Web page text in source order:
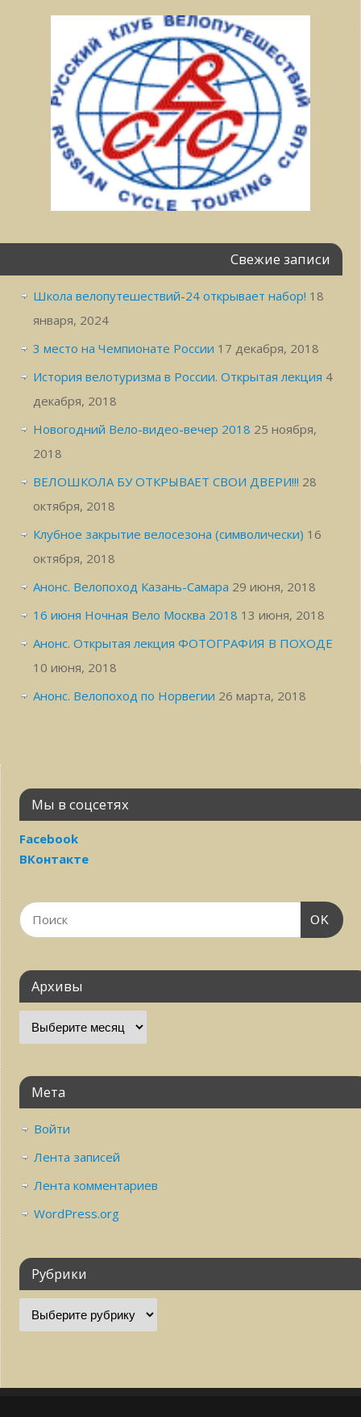
Свежие записи
Школа велопутешествий-24 открывает набор! 18
января, 2024
3 место на Чемпионате России 17 декабря, 2018
История велотуризма в России. Открытая лекция 4
декабря, 2018
Новогодний Вело-видео-вечер 2018 25 ноября,
2018
ВЕЛОШКОЛА БУ ОТКРЫВАЕТ СВОИ ДВЕРИ!!! 28
октября, 2018
Клубное закрытие велосезона (символически) 16
октября, 2018
Анонс. Велопоход Казань-Самара 29 июня, 2018
16 июня Ночная Вело Москва 2018 13 июня, 2018
Анонс. Открытая лекция ФОТОГРАФИЯ В ПОХОДЕ
10 июня, 2018
Анонс. Велопоход по Норвегии 26 марта, 2018
Мы в соцсетях
Facebook
ВКонтакте
OK
Архивы
Мета
Войти
Лента записей
Лента комментариев
WordPress.org
Рубрики